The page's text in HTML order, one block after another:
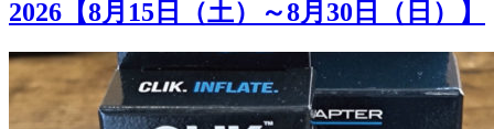
2026【8月15日（土）～8月30日（日）】